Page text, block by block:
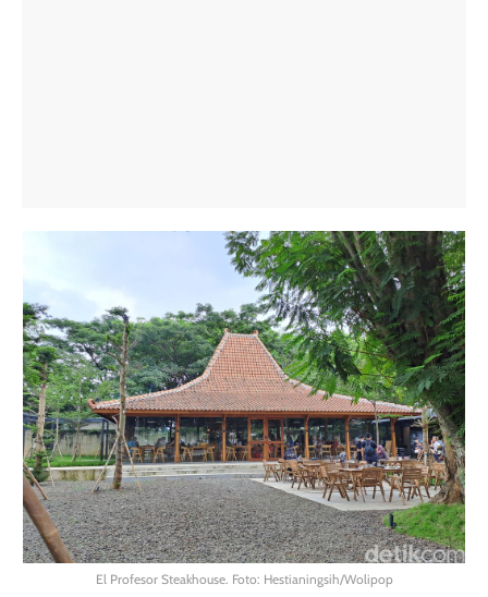
El Profesor Steakhouse. Foto: Hestianingsih/Wolipop